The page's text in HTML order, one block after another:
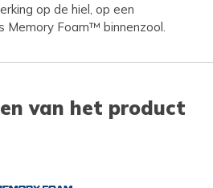
op de hiel, op een
Memory Foam™ binnenzool.
van het product